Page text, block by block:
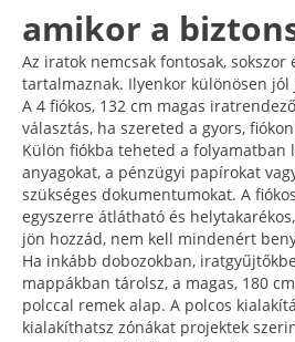
amikor a
Az iratok nemcsak fontosak, sokszor
tartalmaznak. Ilyenkor különösen
A 4 fiókos, 132 cm magas
választás, ha szereted a gyors,
Külön fiókba teheted a folyamatban
anyagokat, a pénzügyi papírokat
szükséges dokumentumokat. A
egyszerre átlátható és
jön hozzád, nem kell mindenért
Ha inkább dobozokban,
mappákban tárolsz, a magas, 180
polccal remek alap. A polcos
kialakíthatsz zónákat projektek